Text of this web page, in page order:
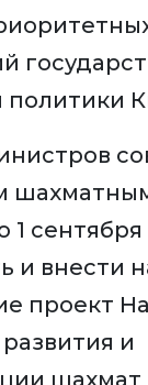
политики
1 сентября
и внести
проект
и